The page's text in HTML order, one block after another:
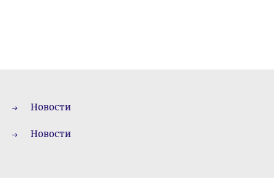
Новости
Новости